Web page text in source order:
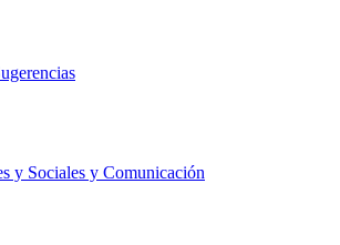
y Sociales y Comunicación